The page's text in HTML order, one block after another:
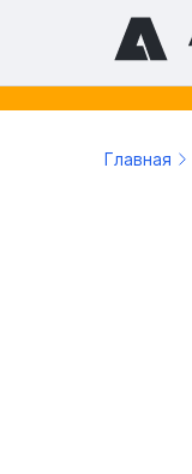
Главная